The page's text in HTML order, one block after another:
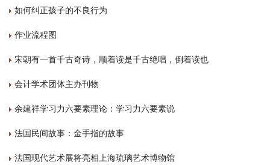
如何纠正孩子的不良行为
作业流程图
宋朝有一首千古奇诗，顺着读是千古绝唱，倒着读也
会计学术团体主办刊物
余建祥学习力六要素理论：学习力六要素说
法国民间故事：金手指的故事
法国现代艺术展将亮相上海琉璃艺术博物馆